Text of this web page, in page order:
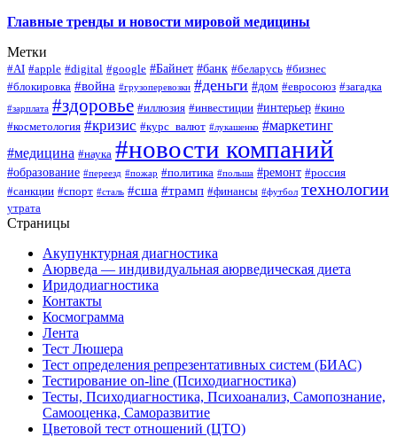
Главные тренды и новости мировой медицины
Метки
#AI #apple #digital #google #Байнет #банк #беларусь #бизнес
#блокировка #война #грузоперевозки #деньги #дом #евросоюз #загадка
#зарплата #здоровье #иллюзия #инвестиции #интерьер #кино
#косметология #кризис #курс_валют #лукашенко #маркетинг
#медицина #наука #новости компаний
#образование #переезд #пожар #политика #польша #ремонт #россия
#санкции #спорт #сталь #сша #трамп #финансы #футбол технологии
утрата
Страницы
Акупунктурная диагностика
Аюрведа — индивидуальная аюрведическая диета
Иридодиагностика
Контакты
Космограмма
Лента
Тест Люшера
Тест определения репрезентативных систем (БИАС)
Тестирование on-line (Психодиагностика)
Тесты, Психодиагностика, Психоанализ, Самопознание,
Самооценка, Саморазвитие
Цветовой тест отношений (ЦТО)